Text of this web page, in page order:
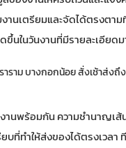
านเตรียมและจัดได้ตรงตา
นในวันงานที่มีรายละเอียด
ราม บางกอกน้อย สั่งเช้าส่งถึ
านพร้อมกัน ความชำนาญเส้
บที่ทำให้ส่งของได้ตรงเวลา